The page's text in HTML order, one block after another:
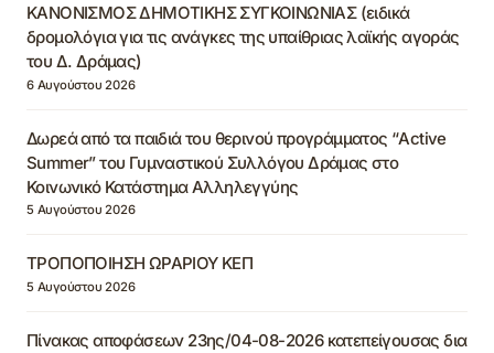
ΚΑΝΟΝΙΣΜΟΣ ΔΗΜΟΤΙΚΗΣ ΣΥΓΚΟΙΝΩΝΙΑΣ (ειδικά
δρομολόγια για τις ανάγκες της υπαίθριας λαϊκής αγοράς
του Δ. Δράμας)
6 Αυγούστου 2026
Δωρεά από τα παιδιά του θερινού προγράμματος “Active
Summer” του Γυμναστικού Συλλόγου Δράμας στο
Κοινωνικό Κατάστημα Αλληλεγγύης
5 Αυγούστου 2026
ΤΡΟΠΟΠΟΙΗΣΗ ΩΡΑΡΙΟΥ ΚΕΠ
5 Αυγούστου 2026
Πίνακας αποφάσεων 23ης/04-08-2026 κατεπείγουσας δια